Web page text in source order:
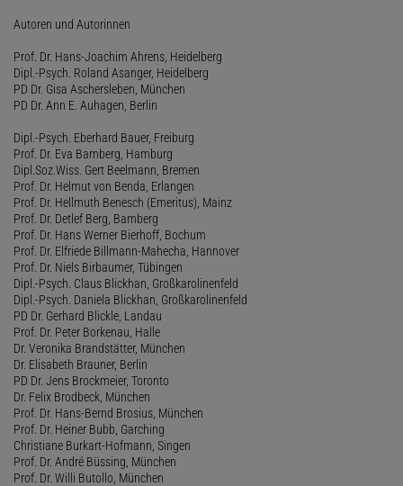
Autoren und Autorinnen
Prof. Dr. Hans-Joachim Ahrens, Heidelberg
Dipl.-Psych. Roland Asanger, Heidelberg
PD Dr. Gisa Aschersleben, München
PD Dr. Ann E. Auhagen, Berlin
Dipl.-Psych. Eberhard Bauer, Freiburg
Prof. Dr. Eva Bamberg, Hamburg
Dipl.Soz.Wiss. Gert Beelmann, Bremen
Prof. Dr. Helmut von Benda, Erlangen
Prof. Dr. Hellmuth Benesch (Emeritus), Mainz
Prof. Dr. Detlef Berg, Bamberg
Prof. Dr. Hans Werner Bierhoff, Bochum
Prof. Dr. Elfriede Billmann-Mahecha, Hannover
Prof. Dr. Niels Birbaumer, Tübingen
Dipl.-Psych. Claus Blickhan, Großkarolinenfeld
Dipl.-Psych. Daniela Blickhan, Großkarolinenfeld
PD Dr. Gerhard Blickle, Landau
Prof. Dr. Peter Borkenau, Halle
Dr. Veronika Brandstätter, München
Dr. Elisabeth Brauner, Berlin
PD Dr. Jens Brockmeier, Toronto
Dr. Felix Brodbeck, München
Prof. Dr. Hans-Bernd Brosius, München
Prof. Dr. Heiner Bubb, Garching
Christiane Burkart-Hofmann, Singen
Prof. Dr. André Büssing, München
Prof. Dr. Willi Butollo, München